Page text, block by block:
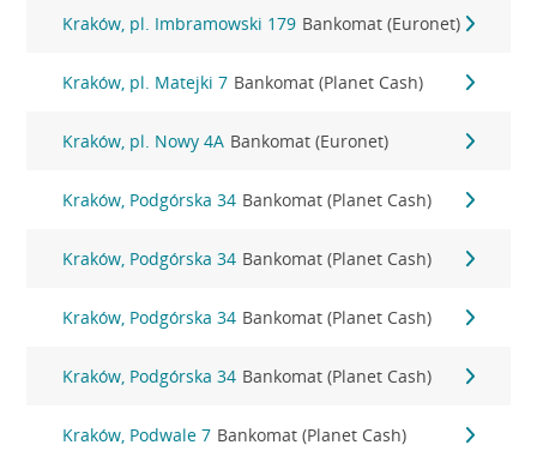
Kraków, pl. Imbramowski 179 Bankomat (Euronet)
Kraków, pl. Matejki 7 Bankomat (Planet Cash)
Kraków, pl. Nowy 4A Bankomat (Euronet)
Kraków, Podgórska 34 Bankomat (Planet Cash)
Kraków, Podgórska 34 Bankomat (Planet Cash)
Kraków, Podgórska 34 Bankomat (Planet Cash)
Kraków, Podgórska 34 Bankomat (Planet Cash)
Kraków, Podwale 7 Bankomat (Planet Cash)